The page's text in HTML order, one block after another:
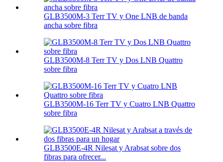
GLB3500M-3 Terr TV y One LNB de banda
ancha sobre fibra
GLB3500M-8 Terr TV y Dos LNB Quattro
sobre fibra
GLB3500M-16 Terr TV y Cuatro LNB Quattro
sobre fibra
GLB3500E-4R Nilesat y Arabsat sobre dos
fibras para ofrecer...